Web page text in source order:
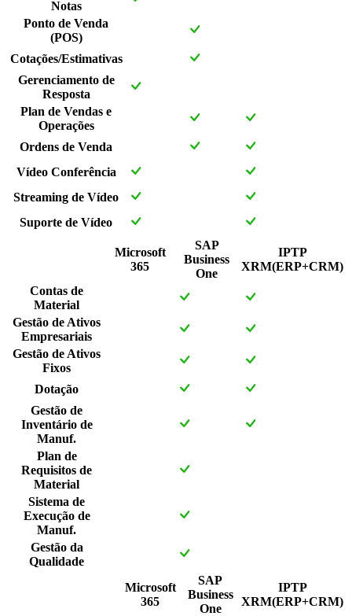
Notas
Ponto de Venda
(POS)
Cotações/Estimativas
Gerenciamento de
Resposta
Plan de Vendas e
Operações
Ordens de Venda
Vídeo Conferência
Streaming de Vídeo
Suporte de Vídeo
Microsoft
365
SAP
Business
One
IPTP
XRM(ERP+CRM)
Contas de
Material
Gestão de Ativos
Empresariais
Gestão de Ativos
Fixos
Dotação
Gestão de
Inventário de
Manuf.
Plan de
Requisitos de
Material
Sistema de
Execução de
Manuf.
Gestão da
Qualidade
Microsoft
365
SAP
Business
One
IPTP
XRM(ERP+CRM)